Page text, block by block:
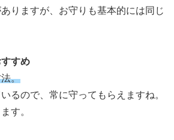
りますが、お守りも基本的には同じ
すめ
。
るので、常に守ってもらえますね。
す。